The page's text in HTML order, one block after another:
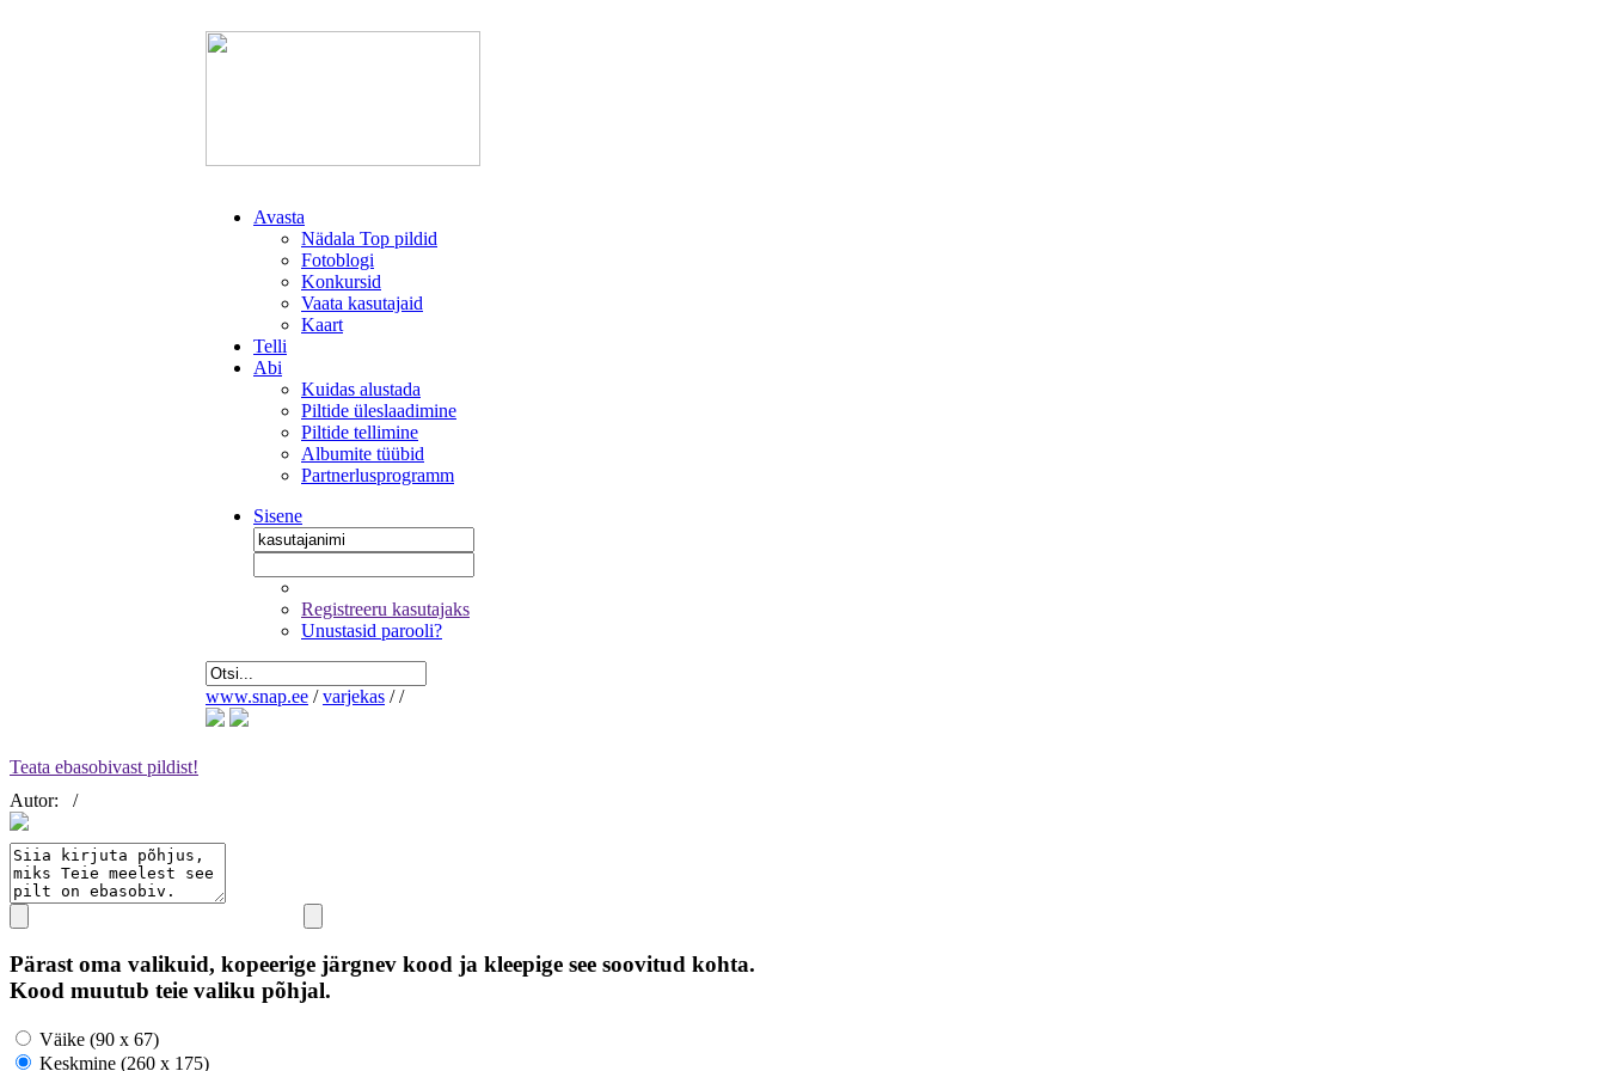
Avasta
Nädala Top pildid
Fotoblogi
Konkursid
Vaata kasutajaid
Kaart
Telli
Abi
Kuidas alustada
Piltide üleslaadimine
Piltide tellimine
Albumite tüübid
Partnerlusprogramm
Sisene
Registreeru kasutajaks
Unustasid parooli?
www.snap.ee / varjekas / /
Teata ebasobivast pildist!
Autor:
/
Pärast oma valikuid, kopeerige järgnev kood ja kleepige see soovitud kohta.
Kood muutub teie valiku põhjal.
Väike (90 x 67)
Keskmine (260 x 175)